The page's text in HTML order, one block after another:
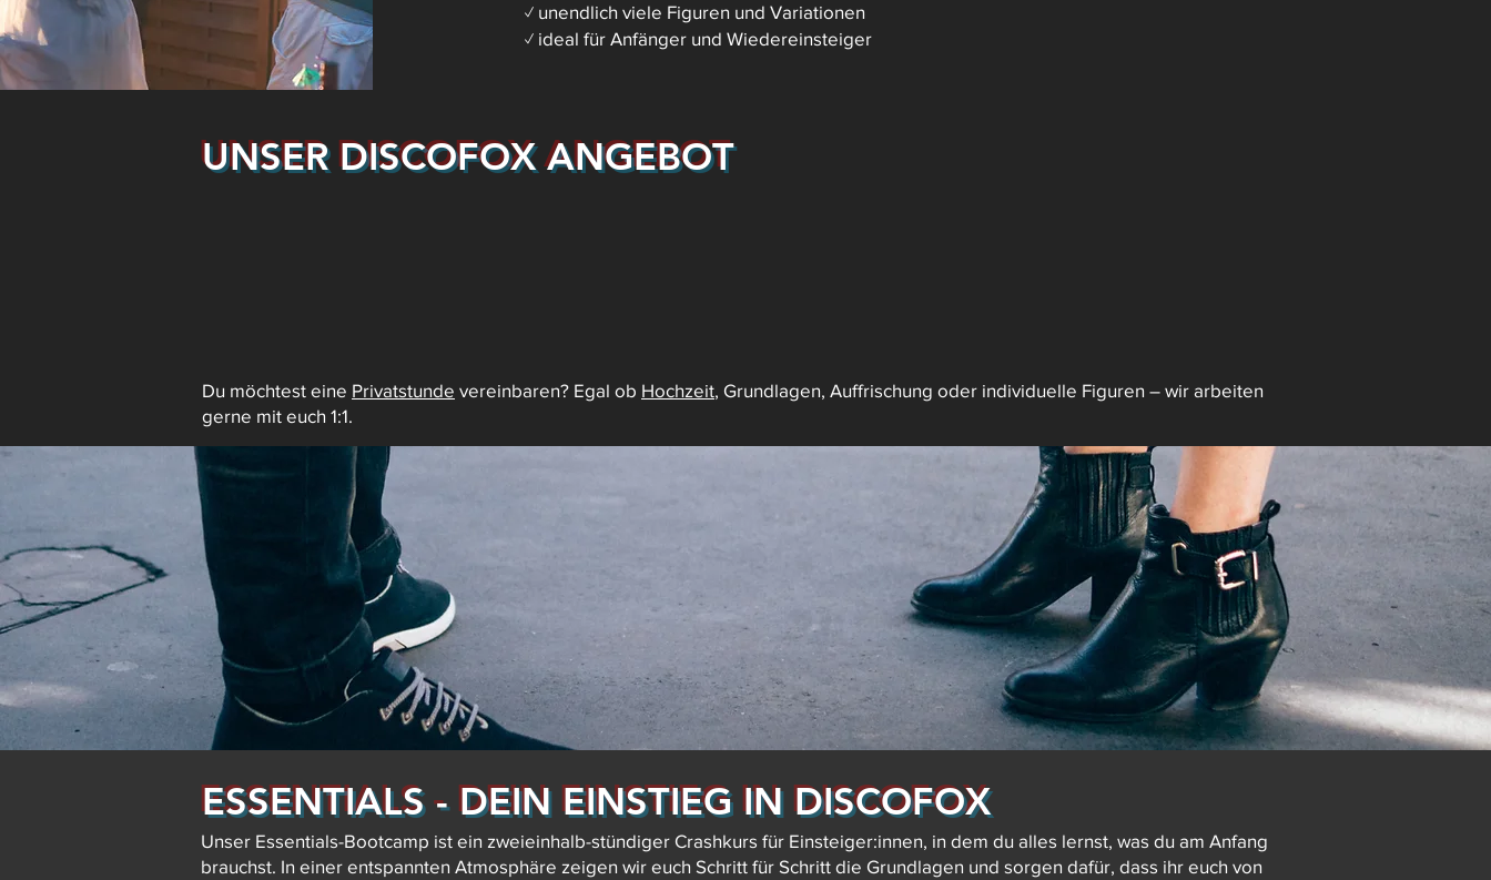
✓ unendlich viele Figuren und Variationen
✓ ideal für Anfänger und Wiedereinsteiger
UNSER DISCOFOX ANGEBOT
Du möchtest eine Privatstunde vereinbaren? Egal ob Hochzeit, Grundlagen, Auffrischung oder individuelle Figuren – wir arbeiten
gerne mit euch 1:1.
ESSENTIALS - DEIN EINSTIEG IN DISCOFOX
Unser Essentials-Bootcamp ist ein zweieinhalb-stündiger Crashkurs für Einsteiger:innen, in dem du alles lernst, was du am Anfang
brauchst. In einer entspannten Atmosphäre zeigen wir euch Schritt für Schritt die Grundlagen und sorgen dafür, dass ihr euch von